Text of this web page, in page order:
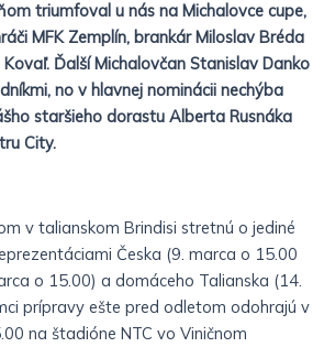
triumfoval u nás na Michalovce cupe,
MFK Zemplín, brankár Miloslav Bréda
Ďalší Michalovčan Stanislav Danko
no v hlavnej nominácii nechýba
staršieho dorastu Alberta Rusnáka
City.
v talianskom Brindisi stretnú o jediné
Česka (9. marca o 15.00
o 15.00) a domáceho Talianska (14.
prípravy ešte pred odletom odohrajú v
na štadióne NTC vo Viničnom